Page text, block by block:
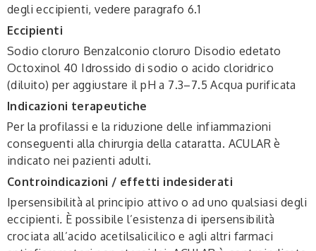
degli eccipienti, vedere paragrafo 6.1
Eccipienti
Sodio cloruro Benzalconio cloruro Disodio edetato
Octoxinol 40 Idrossido di sodio o acido cloridrico
(diluito) per aggiustare il pH a 7.3–7.5 Acqua purificata
Indicazioni terapeutiche
Per la profilassi e la riduzione delle infiammazioni
conseguenti alla chirurgia della cataratta. ACULAR è
indicato nei pazienti adulti.
Controindicazioni / effetti indesiderati
Ipersensibilità al principio attivo o ad uno qualsiasi degli
eccipienti. È possibile l’esistenza di ipersensibilità
crociata all’acido acetilsalicilico e agli altri farmaci